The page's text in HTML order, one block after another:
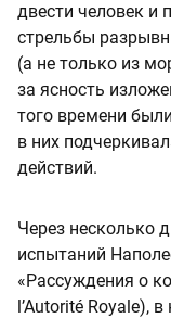
двести человек и
стрельбы
(а не только из
за ясность
того времени
в них
действий.
Через несколько
испытаний
«Рассуждения о
l’Autorité Royale),